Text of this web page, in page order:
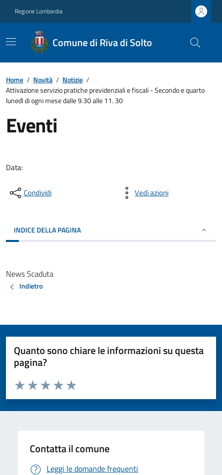
Regione Lombardia
Comune di Riva di Solto
Home / Novità / Notizie /
Attivazione servizio pratiche previdenziali e fiscali - Secondo e quarto
lunedì di ogni mese dalle 9.30 alle 11. 30
Eventi
Data:
Condividi Vedi azioni
INDICE DELLA PAGINA
News Scaduta
Indietro
Quanto sono chiare le informazioni su questa
pagina?
Valuta da 1 a 5 stelle la pagina
Valuta 5 stelle su 5
Valuta 4 stelle su 5
Valuta 3 stelle su 5
Valuta 2 stelle su 5
Valuta 1 stelle su 5
Contatta il comune
Leggi le domande frequenti